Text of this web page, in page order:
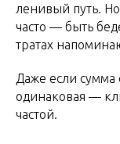
ленивый путь.
часто — быть
тратах
Даже если сумма
одинаковая —
частой.